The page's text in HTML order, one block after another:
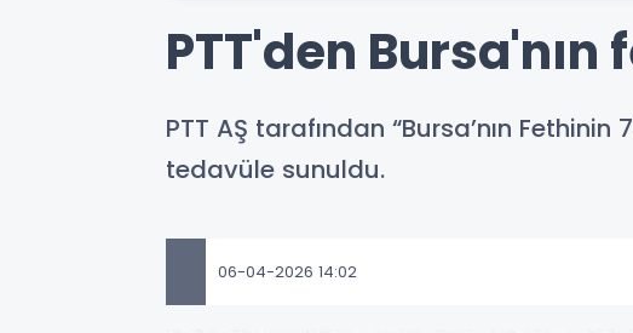
PTT'den
PTT AŞ tarafından “Bursa’nın
tedavüle sunuldu.
06-04-2026 14:02